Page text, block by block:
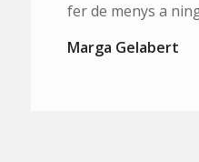
fer de menys a
Marga Gelabert